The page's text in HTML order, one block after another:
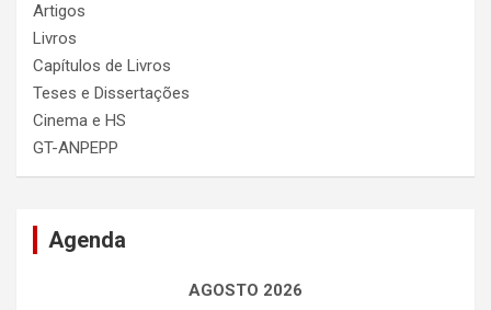
Artigos
Livros
Capítulos de Livros
Teses e Dissertações
Cinema e HS
GT-ANPEPP
Agenda
AGOSTO 2026